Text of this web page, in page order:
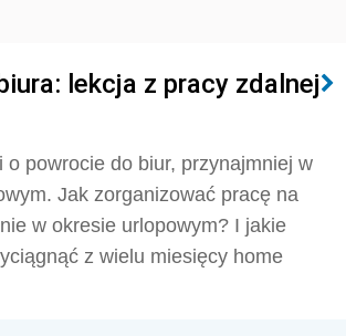
lekcja z pracy zdalnej
o powrocie do biur, przynajmniej w
Jak zorganizować pracę na
w okresie urlopowym? I jakie
z wielu miesięcy home